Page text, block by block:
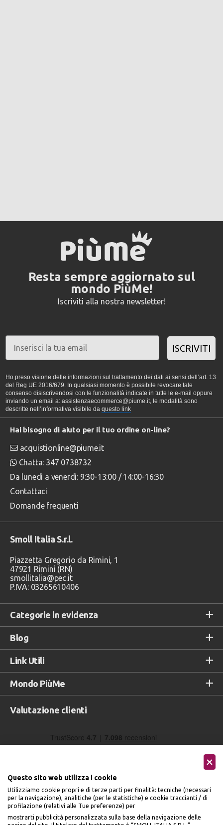
Resta sempre aggiornato sul
mondo PiùMe!
Iscriviti alla nostra newsletter!
ISCRIVITI
Ho preso visione delle informazioni sul trattamento dei dati ai sensi dell’art. 13
del Reg UE 2016/679. In qualsiasi momento è possibile revocare tale
consenso disiscrivendosi con le funzionalità indicate in tutte le e-mail oppure
inviando un email a: assistenzaecommerce@piume.it, le modalità sono
descritte nell’informativa visibile da questo link
Categorie in evidenza
Blog
Link Utili
Mondo PiùMe
Hai bisogno di aiuto per il tuo ordine on-line?
acquistionline@piume.it
Chatta: 347 0738732
Da lunedì a venerdì: 9:30-13:00 / 14:00-16:30
Contattaci
Domande frequenti
Smoll Italia S.r.l.
Piazzetta Gregorio da Rimini, 1
47921 Rimini (RN)
smollitalia@pec.it
P.IVA: 03265610406
Valutazione clienti
Seguici sui social
Questo sito web utilizza i cookie
Utilizziamo cookie propri e di terze parti per finalità: tecniche (necessari
per la navigazione), analitiche (per le statistiche) e cookie traccianti / di
profilazione (relativi alle Tue preferenze) per
mostrarti pubblicità personalizzata sulla base della navigazione delle